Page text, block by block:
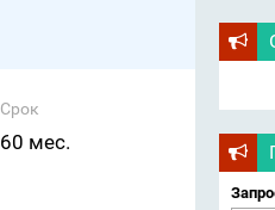
Срок
60 мес.